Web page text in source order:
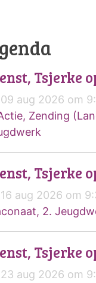
Tsjerke
aug 2026 om
Zending
Tsjerke
aug 2026 om
2.
Tsjerke
aug 2026 om